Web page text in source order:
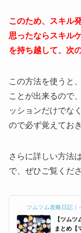
このため、スキル
思ったならスキル
を持ち越して、次
この方法を使うと
ことが出来るので
ッションだけでな
ので必ず覚えてお
さらに詳しい方法
で、ぜひご覧くださ
ツムツム攻略日記｜
【ツム
まとめ【